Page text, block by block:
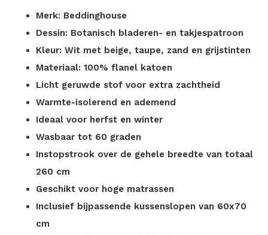
Merk: Beddinghouse
Dessin: Botanisch bladeren- en takjespatroon
Kleur: Wit met beige, taupe, zand en grijstinten
Materiaal: 100% flanel katoen
Licht geruwde stof voor extra zachtheid
Warmte-isolerend en ademend
Ideaal voor herfst en winter
Wasbaar tot 60 graden
Instopstrook over de gehele breedte van totaal
260 cm
Geschikt voor hoge matrassen
Inclusief bijpassende kussenslopen van 60x70
cm